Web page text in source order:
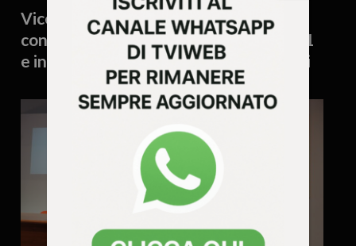
Vicenza, mappa 39 oasi climatiche
contro il caldo: parchi aperti fino alle 21
e ingresso gratuito a Palazzo Chiericati